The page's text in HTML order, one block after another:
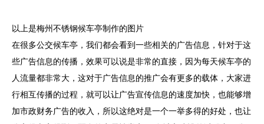
以上是梅州不锈钢候车亭制作的图片
在很多公交候车亭，我们都会看到一些相关的广告信息，针对于这
些广告信息的传播，效果可以说是非常的直接，因为每天候车亭的
人流量都非常大，这对于广告信息的推广会有更多的载体，大家进
行相互传播的过程，就可以让广告宣传信息的速度加快，也能够增
加市政财务广告的收入，所以这绝对是一个一举多得的好处，也让